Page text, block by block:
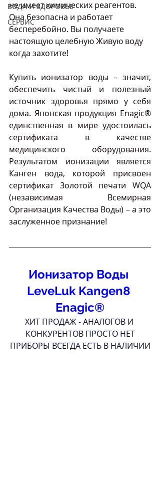
ВОДА И ЗДОРОВЬЕ
СЕРВИС
не имеет химических реагентов.
Она безопасна и работает
бесперебойно. Вы получаете
настоящую целебную Живую воду
когда захотите!
Купить ионизатор воды – значит,
обеспечить чистый и полезный
источник здоровья прямо у себя
дома. Японская продукция Enagic®
единственная в мире удостоилась
сертификата в качестве
медицинского оборудования.
Результатом ионизации является
Канген вода, которой присвоен
сертификат Золотой печати WQA
(независимая Всемирная
Организация Качества Воды) – а это
заслуженное признание!
Ионизатор Воды
LeveLuk Kangen8
Enagic®
ХИТ ПРОДАЖ - АНАЛОГОВ И
КОНКУРЕНТОВ ПРОСТО НЕТ
ПРИБОРЫ ВСЕГДА ЕСТЬ В НАЛИЧИИ